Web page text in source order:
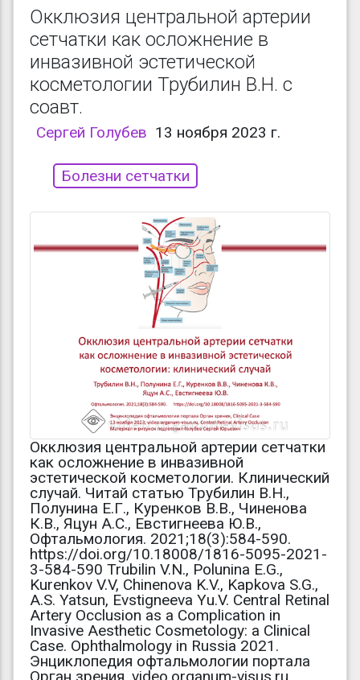
Окклюзия центральной артерии
сетчатки как осложнение в
инвазивной эстетической
косметологии Трубилин В.Н. с
соавт.
Сергей Голубев 13 ноября 2023 г.
Болезни сетчатки
Окклюзия центральной артерии сетчатки
как осложнение в инвазивной
эстетической косметологии. Клинический
случай. Читай статью Трубилин В.Н.,
Полунина Е.Г., Куренков В.В., Чиненова
К.В., Яцун А.С., Евстигнеева Ю.В.,
Офтальмология. 2021;18(3):584-590.
https://doi.org/10.18008/1816-5095-2021-
3-584-590 Trubilin V.N., Poluninа E.G.,
Kurenkov V.V, Chinenova K.V., Kapkova S.G.,
A.S. Yatsun, Evstigneeva Yu.V. Central Retinal
Artery Occlusion as a Complication in
Invasive Aesthetic Cosmetology: a Clinical
Case. Ophthalmology in Russia 2021.
Энциклопедия офтальмологии портала